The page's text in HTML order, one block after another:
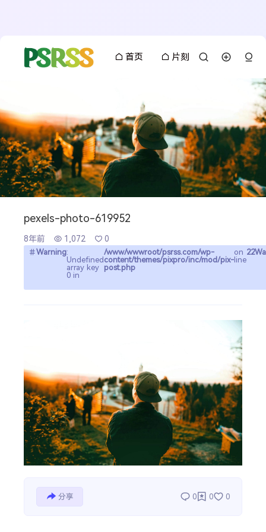
首页 片刻
搜索
热门分类
pexels-photo-619952
8年前 1,072 0
Warning:
Undefined
array key
0 in
/www/wwwroot/psrss.com/wp-
content/themes/pixpro/inc/mod/pix-
post.php
on
line
22
分享 0 0 0